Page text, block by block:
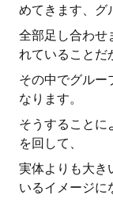
めてきます、グ
全部足し合わせ
れていることだ
その中でグルー
なります。
そうすることに
を回して、
実体よりも大き
いるイメージに